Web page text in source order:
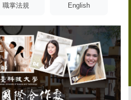
職掌法規 English